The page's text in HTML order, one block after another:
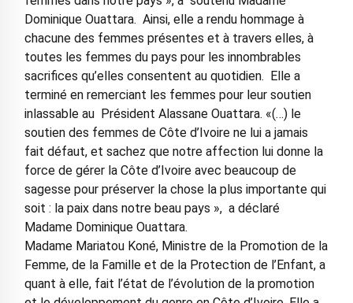
Dominique Ouattara. Ainsi, elle a rendu hommage à
chacune des femmes présentes et à travers elles, à
toutes les femmes du pays pour les innombrables
sacrifices qu’elles consentent au quotidien. Elle a
terminé en remerciant les femmes pour leur soutien
inlassable au Président Alassane Ouattara. «(…) le
soutien des femmes de Côte d’Ivoire ne lui a jamais
fait défaut, et sachez que notre affection lui donne la
force de gérer la Côte d’Ivoire avec beaucoup de
sagesse pour préserver la chose la plus importante qui
soit : la paix dans notre beau pays », a déclaré
Madame Dominique Ouattara.
Madame Mariatou Koné, Ministre de la Promotion de la
Femme, de la Famille et de la Protection de l’Enfant, a
quant à elle, fait l’état de l’évolution de la promotion